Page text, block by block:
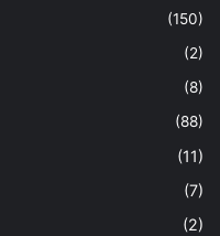
(150)
(2)
(8)
(88)
(11)
(7)
(2)